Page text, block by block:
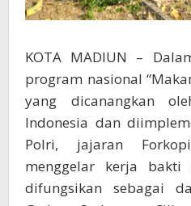
KOTA MADIUN –
program nasional
yang dicanangkan
Indonesia dan
Polri, jajaran
menggelar kerja
difungsikan sebagai